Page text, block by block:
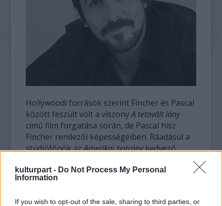
kulturpart - Do Not Process My Personal
Information
If you wish to opt-out of the sale, sharing to third parties, or
Hollywoodi források szerint Fincher és Pascal
között feszült volt a viszonyA tetovált lány
című film forgatása során, de Pascal hisz
Fincher rendezői képességeiben. Ráadásul a
stúdiófőnök azAmerikai botránykedvező
színész javára hajtja a vizet, hogy hasonlít
Jobsra, ezért már a kezdetektől a szerepre